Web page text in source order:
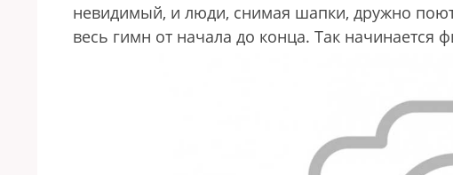
невидимый, и люди, снимая шапки, дружно
весь гимн от начала до конца. Так начинается